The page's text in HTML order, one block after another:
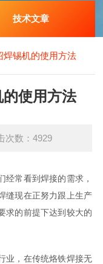
技术文章
焊锡机的使用方法
使用方法
数：4929
常看到焊接的需求，
缝现在正努力跟上生产
求的前提下达到较大的
，在传统烙铁焊接无